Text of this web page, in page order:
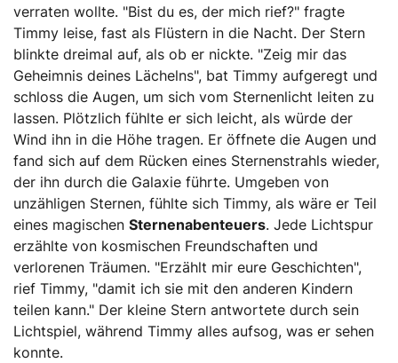
verraten wollte. "Bist du es, der mich rief?" fragte
Timmy leise, fast als Flüstern in die Nacht. Der Stern
blinkte dreimal auf, als ob er nickte. "Zeig mir das
Geheimnis deines Lächelns", bat Timmy aufgeregt und
schloss die Augen, um sich vom Sternenlicht leiten zu
lassen. Plötzlich fühlte er sich leicht, als würde der
Wind ihn in die Höhe tragen. Er öffnete die Augen und
fand sich auf dem Rücken eines Sternenstrahls wieder,
der ihn durch die Galaxie führte. Umgeben von
unzähligen Sternen, fühlte sich Timmy, als wäre er Teil
eines magischen Sternenabenteuers. Jede Lichtspur
erzählte von kosmischen Freundschaften und
verlorenen Träumen. "Erzählt mir eure Geschichten",
rief Timmy, "damit ich sie mit den anderen Kindern
teilen kann." Der kleine Stern antwortete durch sein
Lichtspiel, während Timmy alles aufsog, was er sehen
konnte.